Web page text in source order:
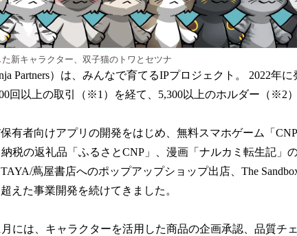
新キャラクター、双子猫のトワとセツナ
Partners）は、みんなで育てるIPプロジェクト。 2022年に
回以上の取引（※1）を経て、5,300以上のホルダー（※2
有者向けアプリの開発をはじめ、無料スマホゲーム「
税の返礼品「ふるさとCNP」、漫画「ナルカミ転生記」
蔦屋書店へのポップアップショップ出店、The
えた事業開発を続けてきました。
月には、キャラクターを活用した商品の企画承認、品質チ